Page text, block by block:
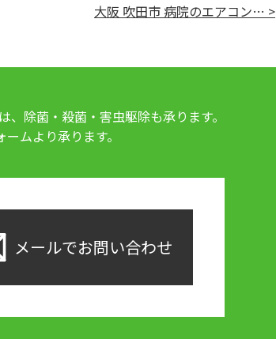
大阪 吹田市 病院のエアコン… >
除菌・殺菌・害虫駆除も承ります。
ムより承ります。
メールでお問い合わせ